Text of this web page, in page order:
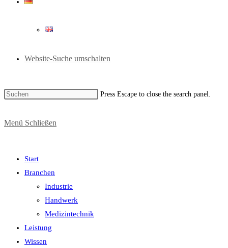
Website-Suche umschalten
Press Escape to close the search panel.
Menü Schließen
Start
Branchen
Industrie
Handwerk
Medizintechnik
Leistung
Wissen